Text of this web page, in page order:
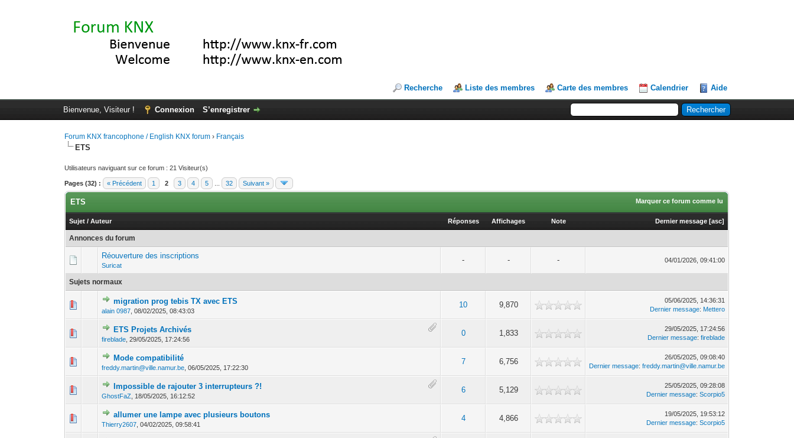
Recherche Liste des membres Carte des membres Calendrier Aide
Bienvenue, Visiteur ! Connexion S’enregistrer
Forum KNX francophone / English KNX forum › Français
ETS
Utilisateurs naviguant sur ce forum : 21 Visiteur(s)
Pages (32) : « Précédent 1 2 3 4 5 32 Suivant »
Marquer ce forum comme lu
ETS
Sujet /Auteur Réponses Affichages Note Dernier message [asc]
Annonces du forum
Réouverture des inscriptions
Suricat
- - - 04/01/2026, 09:41:00
Sujets normaux
migration prog tebis TX avec ETS
alain 0987 ,08/02/2025, 08:43:03
10 9,870
0 Votes - 0 sur 5 en moyenne
05/06/2025, 14:36:31
Dernier message: Mettero
ETS Projets Archivés
fireblade ,29/05/2025, 17:24:56
0 1,833
0 Votes - 0 sur 5 en moyenne
29/05/2025, 17:24:56
Dernier message:fireblade
Mode compatibilité
freddy.martin@ville.namur.be ,06/05/2025, 17:22:30
7 6,756
26/05/2025, 09:08:40
Dernier message:freddy.martin@ville.namur.be
Impossible de rajouter 3 interrupteurs ?!
GhostFaZ 18/05/2025, 16:12:52
6 5,129
0 Votes - 0 sur 5 en moyenne
123 45
25/05/2025, 09:28:08
Dernier message:Scorpio5
allumer une lampe avec plusieurs boutons
Thierry2607 ,04/02/2025, 09:58:41
4 4,866
0 Votes - 0 sur 5 en moyenne
12345
19/05/2025, 19:53:12
Dernier message:Scorpio5